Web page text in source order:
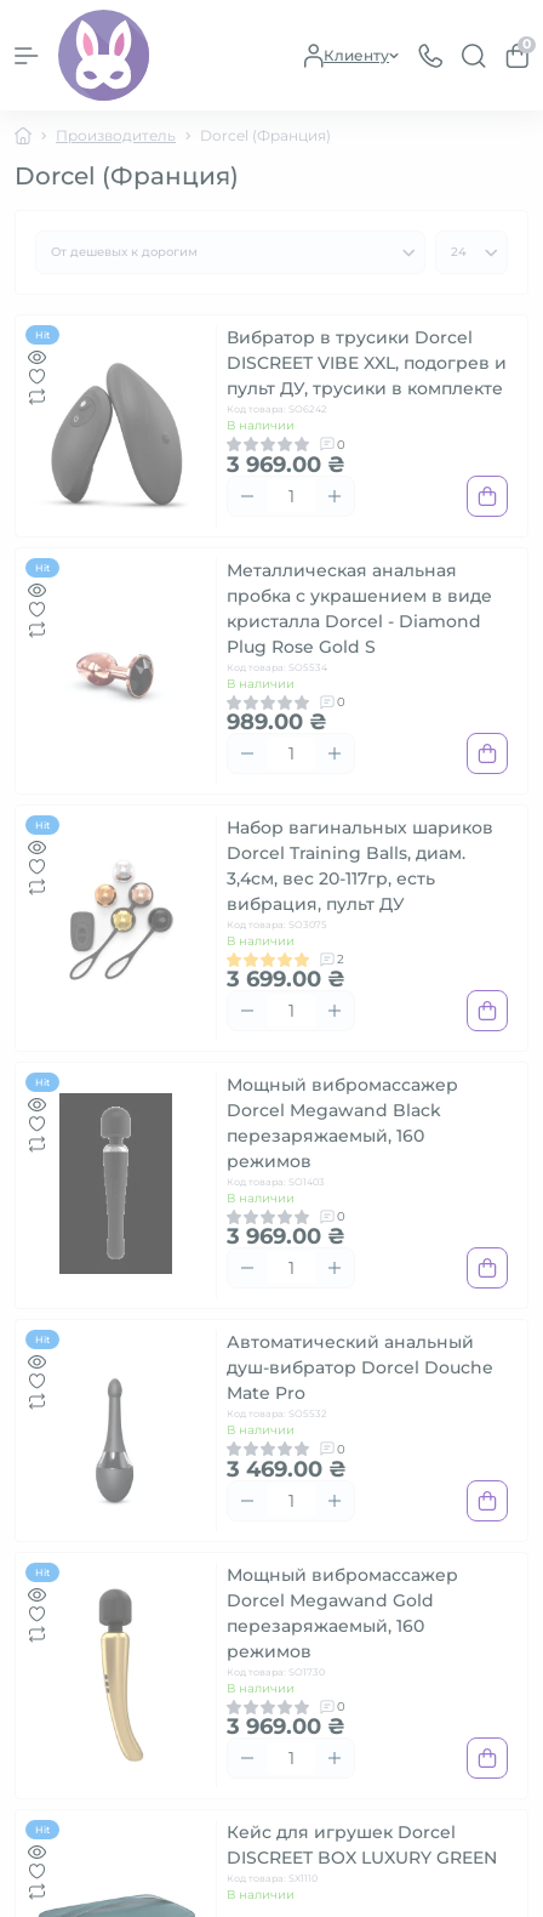
Клиенту
0
Производитель Dorcel (Франция)
Dorcel (Франция)
Hit
Вибратор в трусики Dorcel
DISCREET VIBE XXL, подогрев и
пульт ДУ, трусики в комплекте
Код товара: SO6242
В наличии
0
3 969.00 ₴
Hit
Металлическая анальная
пробка с украшением в виде
кристалла Dorcel - Diamond
Plug Rose Gold S
Код товара: SO5534
В наличии
0
989.00 ₴
Hit
Набор вагинальных шариков
Dorcel Training Balls, диам.
3,4см, вес 20-117гр, есть
вибрация, пульт ДУ
Код товара: SO3075
В наличии
2
3 699.00 ₴
Hit
Мощный вибромассажер
Dorcel Megawand Black
перезаряжаемый, 160
режимов
Код товара: SO1403
В наличии
0
3 969.00 ₴
Hit
Автоматический анальный
душ-вибратор Dorcel Douche
Mate Pro
Код товара: SO5532
В наличии
0
3 469.00 ₴
Hit
Мощный вибромассажер
Dorcel Megawand Gold
перезаряжаемый, 160
режимов
Код товара: SO1730
В наличии
0
3 969.00 ₴
Hit
Кейс для игрушек Dorcel
DISCREET BOX LUXURY GREEN
Код товара: SX1110
В наличии